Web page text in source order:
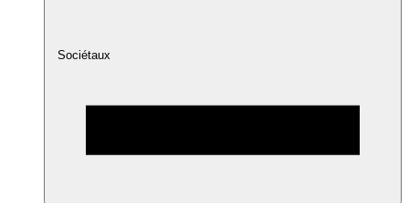
Sociétaux